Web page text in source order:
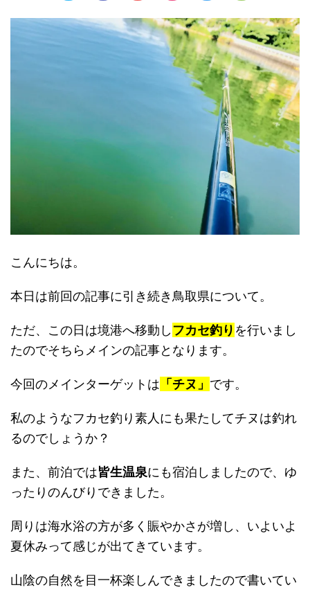
こんにちは。
本日は前回の記事に引き続き鳥取県について。
ただ、この日は境港へ移動し フカセ釣り を行いまし
たのでそちらメインの記事となります。
今回のメインターゲットは 「チヌ」 です。
私のようなフカセ釣り素人にも果たしてチヌは釣れ
るのでしょうか？
また、前泊では皆生温泉にも宿泊しましたので、ゆ
ったりのんびりできました。
周りは海水浴の方が多く賑やかさが増し、いよいよ
夏休みって感じが出てきています。
山陰の自然を目一杯楽しんできましたので書いてい